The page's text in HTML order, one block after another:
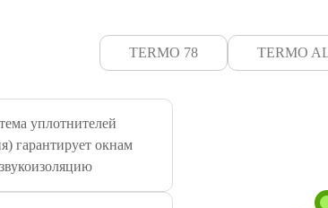
TERMO 78 TERMO
уплотнителей
гарантирует окнам